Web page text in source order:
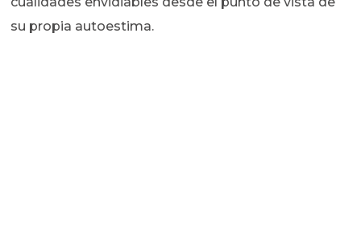
su propia autoestima.